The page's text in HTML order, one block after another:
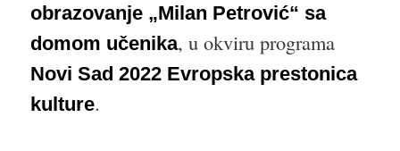
obrazovanje „Milan Petrović“ sa
domom učenika, u okviru programa
Novi Sad 2022 Evropska prestonica
kulture.